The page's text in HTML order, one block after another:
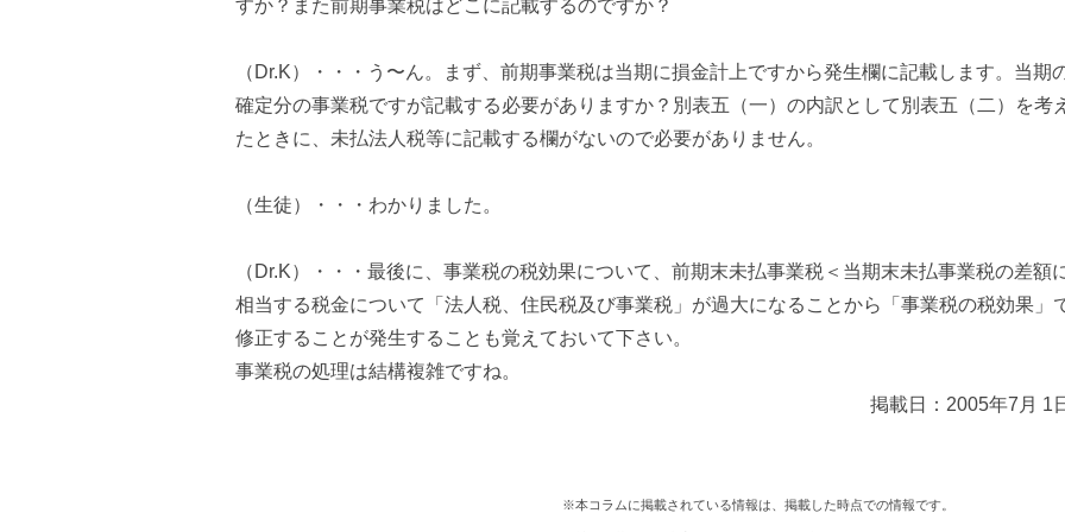
すか？また前期事業税はどこに記載するのですか？
（Dr.K）・・・う〜ん。まず、前期事業税は当期に損金計上ですから発生欄に記載します。当期
確定分の事業税ですが記載する必要がありますか？別表五（一）の内訳として別表五（二）を考え
たときに、未払法人税等に記載する欄がないので必要がありません。
（生徒）・・・わかりました。
（Dr.K）・・・最後に、事業税の税効果について、前期末未払事業税＜当期末未払事業税の差額
相当する税金について「法人税、住民税及び事業税」が過大になることから「事業税の税効果」
修正することが発生することも覚えておいて下さい。
事業税の処理は結構複雑ですね。
掲載日： 2005年7月 1
※本コラムに掲載されている情報は、掲載した時点での情報です。